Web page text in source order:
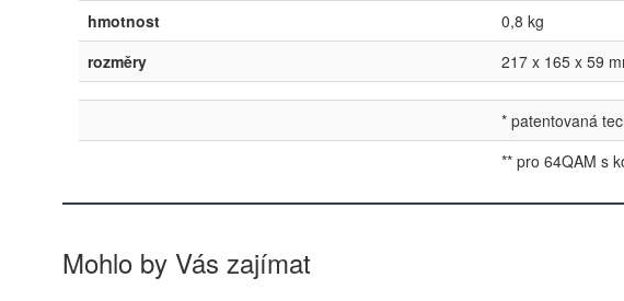
hmotnost
0,8 kg
rozměry
217 x 165 x 59
* patentovaná
** pro 64QAM s
Mohlo by Vás zajímat